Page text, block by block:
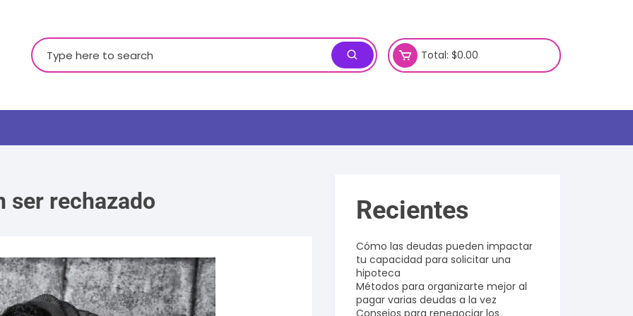
Buscar:
Total: $0.00
ser rechazado Recientes
Cómo las deudas pueden impactar
tu capacidad para solicitar una
hipoteca
Métodos para organizarte mejor al
pagar varias deudas a la vez
Consejos para renegociar los